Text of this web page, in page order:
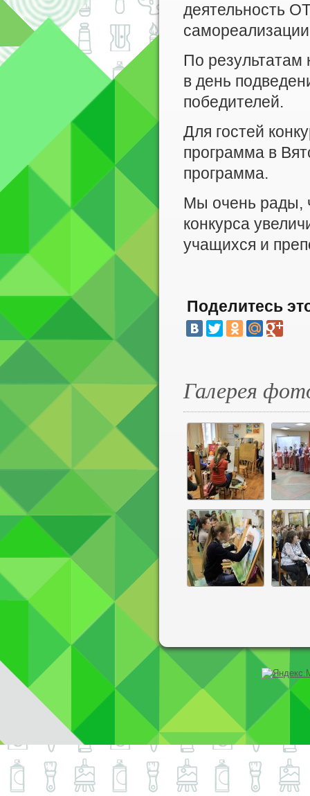
деятельность
По результатам
в день
победителей.
Для гостей
программа в
программа.
Мы очень рады,
конкурса
учащихся и
Поделитесь
Галерея